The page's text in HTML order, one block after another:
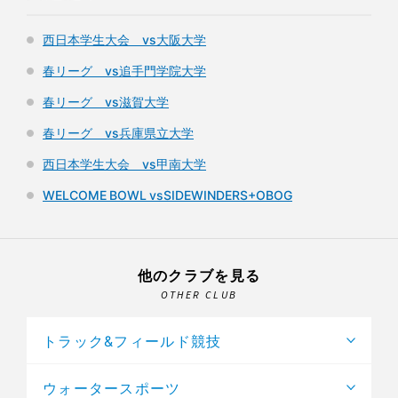
西日本学生大会 vs大阪大学
春リーグ vs追手門学院大学
春リーグ vs滋賀大学
春リーグ vs兵庫県立大学
西日本学生大会 vs甲南大学
WELCOME BOWL vsSIDEWINDERS+OBOG
他のクラブを見る
OTHER CLUB
トラック&フィールド競技
ウォータースポーツ